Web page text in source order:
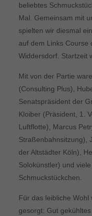
beliebtes
Mal. Gemeinsam mit
spielten wir diesmal
auf dem Links Course
Widdersdorf. Startzeit
Mit von der Partie
(Consulting Plus),
Senatspräsident der
Kloiber (Präsident, 1.
Luftflotte), Marcus
Straßenbahnsitzung),
der Altstädter Köln),
Solokünstler) und
Schmuckstückchen.
Für das leibliche
gesorgt: Gut